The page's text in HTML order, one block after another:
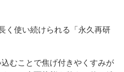
く使い続けられる「永久再研
込むことで焦げ付きやくすみが